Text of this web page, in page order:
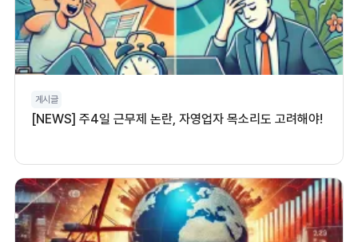
게시글
[NEWS] 주4일 근무제 논란, 자영업자 목소리도 고려해야!